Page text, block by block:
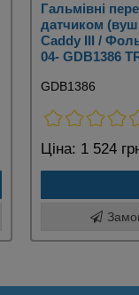
Гальмівні
датчиком
Caddy III /
04- GDB1386
GDB1386
Ціна: 1 524